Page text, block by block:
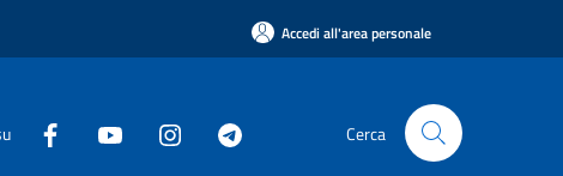
Accedi all'area personale
Cerca